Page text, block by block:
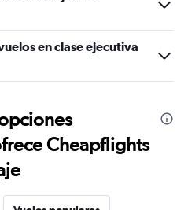
en clase ejecutiva
Cheapflights